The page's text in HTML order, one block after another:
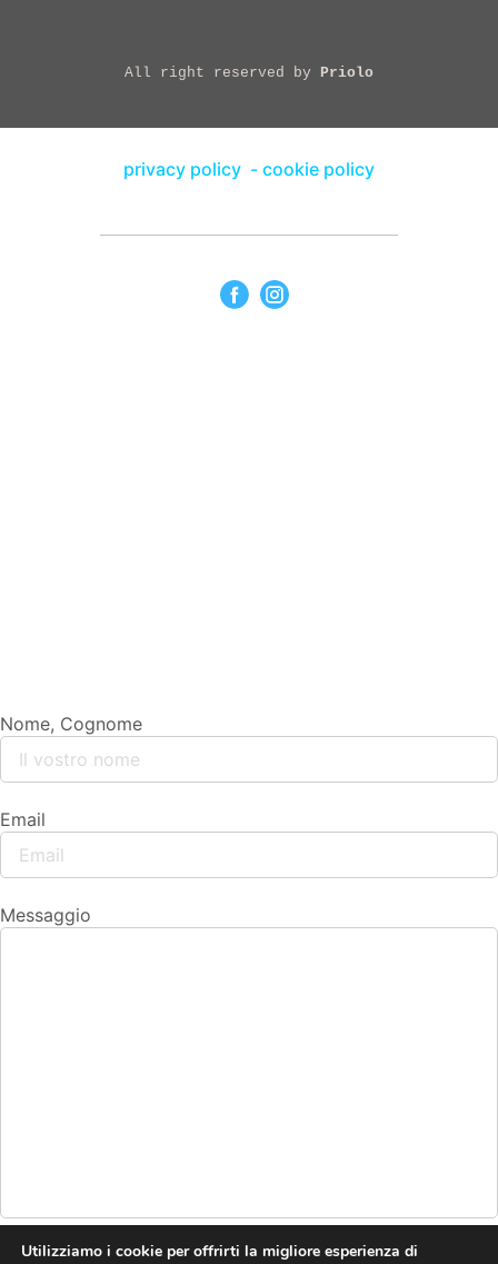
All right reserved by Priolo
privacy policy - cookie policy
Nome, Cognome
Email
Messaggio
Utilizziamo i cookie per offrirti la migliore esperienza di